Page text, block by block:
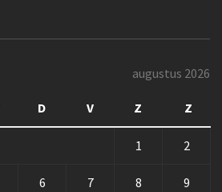
augustus 2026
D V Z Z
1 2
6 7 8 9